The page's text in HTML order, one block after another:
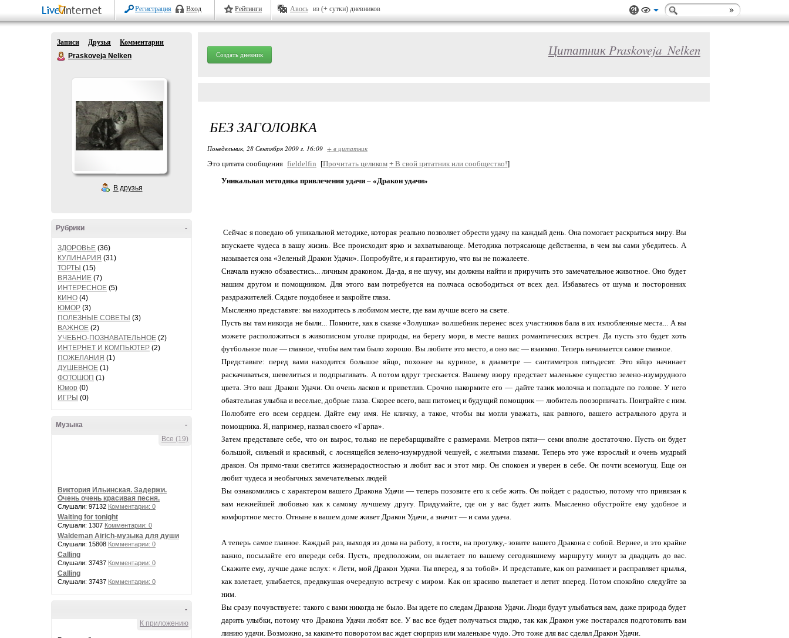
Регистрация Вход Рейтинги Авось из (+ сутки) дневников
Записи Друзья
Комментарии
Praskoveja Nelken
В друзья
-
Рубрики
ЗДОРОВЬЕ (36)
КУЛИНАРИЯ (31)
ТОРТЫ (15)
ВЯЗАНИЕ (7)
ИНТЕРЕСНОЕ (5)
КИНО (4)
ЮМОР (3)
ПОЛЕЗНЫЕ СОВЕТЫ (3)
ВАЖНОЕ (2)
УЧЕБНО-ПОЗНАВАТЕЛЬНОЕ (2)
ИНТЕРНЕТ И КОМПЬЮТЕР (2)
ПОЖЕЛАНИЯ (1)
ДУШЕВНОЕ (1)
ФОТОШОП (1)
Юмор (0)
ИГРЫ (0)
-
Музыка
Все (19)
Виктория Ильинская. Задержи.
Очень очень красивая песня.
Слушали: 97132 Комментарии: 0
Waiting for tonight
Слушали: 1307 Комментарии: 0
Waldeman Airich-музыка для души
Слушали: 15808 Комментарии: 0
Calling
Слушали: 37437 Комментарии: 0
Calling
Слушали: 37437 Комментарии: 0
-
К приложению
Создать дневник Цитатник Praskoveja_Nelken
БЕЗ ЗАГОЛОВКА
Понедельник, 28 Сентября 2009 г. 16:09 + в цитатник
Это цитата сообщения fieldelfin [Прочитать целиком + В свой цитатник или сообщество!]
Уникальная методика привлечения удачи – «Дракон удачи»
Сейчас я поведаю об уникальной методике, которая реально позволяет обрести удачу на каждый день. Она помогает раскрыться миру. Вы
впускаете чудеса в вашу жизнь. Все происходит ярко и захватывающе. Методика потрясающе действенна, в чем вы сами убедитесь. А
называется она «Зеленый Дракон Удачи». Попробуйте, и я гарантирую, что вы не пожалеете.
Сначала нужно обзавестись... личным драконом. Да-да, я не шучу, мы должны найти и приручить это замечательное животное. Оно будет
нашим другом и помощником. Для этого вам потребуется на полчаса освободиться от всех дел. Избавьтесь от шума и посторонних
раздражителей. Сядьте поудобнее и закройте глаза.
Мысленно представьте: вы находитесь в любимом месте, где вам лучше всего на свете.
Пусть вы там никогда не были... Помните, как в сказке «Золушка» волшебник перенес всех участников бала в их излюбленные места... А вы
можете расположиться в живописном уголке природы, на берегу моря, в месте ваших романтических встреч. Да пусть это будет хоть
футбольное поле — главное, чтобы вам там было хорошо. Вы любите это место, а оно вас — взаимно. Теперь начинается самое главное.
Представьте: перед вами находится большое яйцо, похожее на куриное, в диаметре — сантиметров пятьдесят. Это яйцо начинает
раскачиваться, шевелиться и подпрыгивать. А потом вдруг трескается. Вашему взору предстает маленькое существо зелено-изумрудного
цвета. Это ваш Дракон Удачи. Он очень ласков и приветлив. Срочно накормите его — дайте тазик молочка и погладьте по голове. У него
обаятельная улыбка и веселые, добрые глаза. Скорее всего, ваш питомец и будущий помощник — любитель поозорничать. Поиграйте с ним.
Полюбите его всем сердцем. Дайте ему имя. Не кличку, а такое, чтобы вы могли уважать, как равного, вашего астрального друга и
помощника. Я, например, назвал своего «Гарпа».
Затем представьте себе, что он вырос, только не перебарщивайте с размерами. Метров пяти— семи вполне достаточно. Пусть он будет
большой, сильный и красивый, с лоснящейся зелено-изумрудной чешуей, с желтыми глазами. Теперь это уже взрослый и очень мудрый
дракон. Он прямо-таки светится жизнерадостностью и любит вас и этот мир. Он спокоен и уверен в себе. Он почти всемогущ. Еще он
любит чудеса и необычных замечательных людей
Вы ознакомились с характером вашего Дракона Удачи — теперь позовите его к себе жить. Он пойдет с радостью, потому что привязан к
вам нежнейшей любовью как к самому лучшему другу. Придумайте, где он у вас будет жить. Мысленно обустройте ему удобное и
комфортное место. Отныне в вашем доме живет Дракон Удачи, а значит — и сама удача.
А теперь самое главное. Каждый раз, выходя из дома на работу, в гости, на прогулку,- зовите вашего Дракона с собой. Вернее, и это крайне
важно, посылайте его впереди себя. Пусть, предположим, он вылетает по вашему сегодняшнему маршруту минут за двадцать до вас.
Скажите ему, лучше даже вслух: « Лети, мой Дракон Удачи. Ты вперед, я за тобой». И представьте, как он разминает и расправляет крылья,
как взлетает, улыбается, предвкушая очередную встречу с миром. Как он красиво вылетает и летит вперед. Потом спокойно следуйте за
ним.
Вы сразу почувствуете: такого с вами никогда не было. Вы идете по следам Дракона Удачи. Люди будут улыбаться вам, даже природа будет
дарить улыбки, потому что Дракона Удачи любят все. У вас все будет получаться гладко, так как Дракон уже постарался подготовить вам
линию удачи. Возможно, за каким-то поворотом вас ждет сюрприз или маленькое чудо. Это тоже для вас сделал Дракон Удачи.